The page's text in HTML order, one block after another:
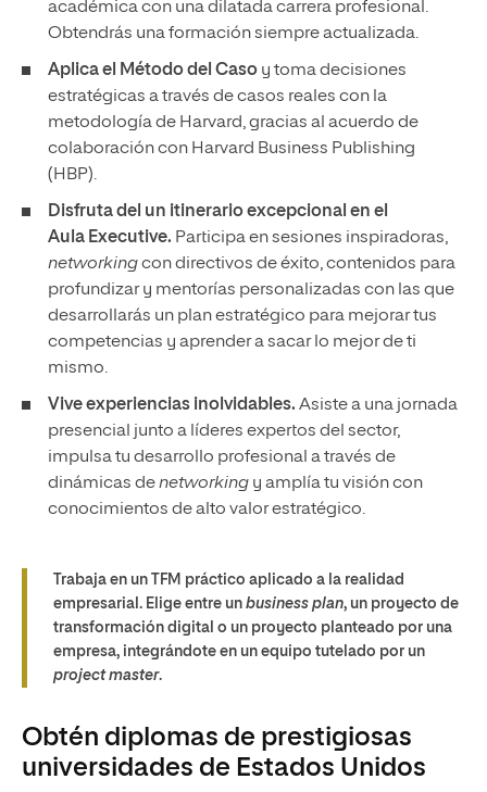
académica con una dilatada carrera profesional.
Obtendrás una formación siempre actualizada.
Aplica el Método del Caso y toma decisiones
estratégicas a través de casos reales con la
metodología de Harvard, gracias al acuerdo de
colaboración con Harvard Business Publishing
(HBP).
Disfruta del un itinerario excepcional en el
Aula Executive. Participa en sesiones inspiradoras,
networkingcon directivos de éxito, contenidos para
profundizar y mentorías personalizadas con las que
desarrollarás un plan estratégico para mejorar tus
competencias y aprender a sacar lo mejor de ti
mismo.
Vive experiencias inolvidables. Asiste a una jornada
presencial junto a líderes expertos del sector,
impulsa tu desarrollo profesional a través de
dinámicas denetworking y amplía tu visión con
conocimientos de alto valor estratégico.
Trabaja en un TFM práctico aplicado a la realidad
empresarial. Elige entre un business plan, un proyecto de
transformación digital o un proyecto planteado por una
empresa, integrándote en un equipo tutelado por un
project master.
Obtén diplomas de prestigiosas
universidades de Estados Unidos